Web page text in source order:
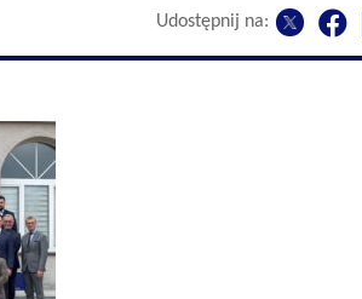
Udostępnij na: